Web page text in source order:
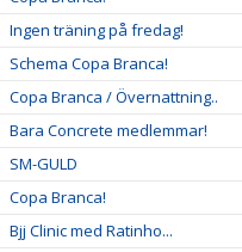
Ingen träning på fredag!
Schema Copa Branca!
Copa Branca / Övernattning..
Bara Concrete medlemmar!
SM-GULD
Copa Branca!
Bjj Clinic med Ratinho...